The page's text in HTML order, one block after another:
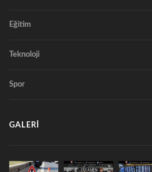
Eğitim
Teknoloji
Spor
GALERI